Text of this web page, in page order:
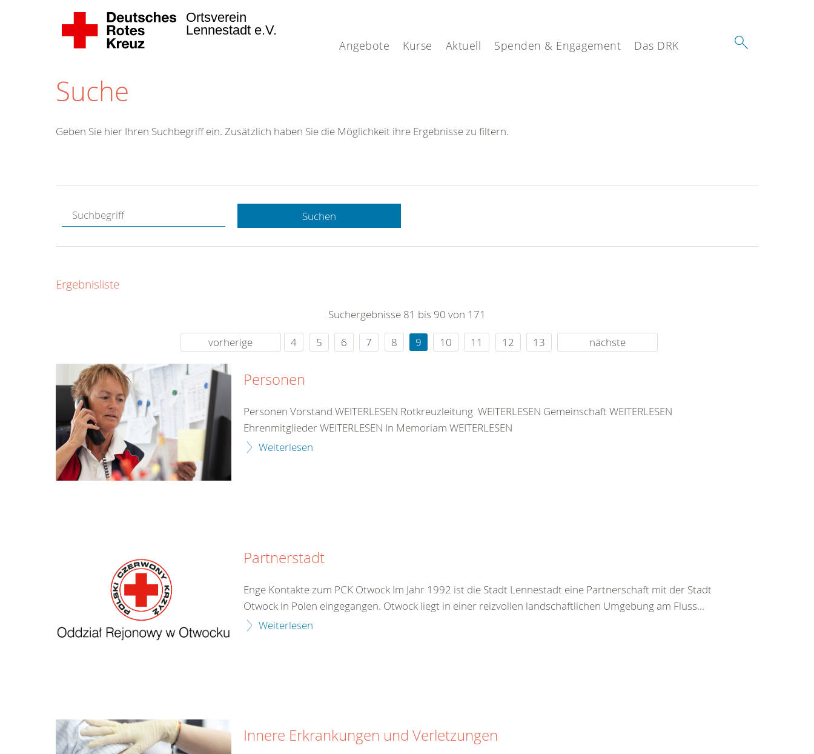
Angebote Kurse Aktuell Spenden & Engagement Das DRK
Ortsverein
Lennestadt e.V.
Suche
Hotline.
gerne.
rund um die Uhr
Geben Sie hier Ihren Suchbegriff ein. Zusätzlich haben Sie die Möglichkeit ihre Ergebnisse zu filtern.
Suchen
Ergebnisliste
Suchergebnisse 81 bis 90 von 171
vorherige
4 5 6 7 8 9 10 11 12 13 nächste
Personen
Personen Vorstand WEITERLESEN Rotkreuzleitung WEITERLESEN Gemeinschaft WEITERLESEN
Ehrenmitglieder WEITERLESEN In Memoriam WEITERLESEN
Weiterlesen
Partnerstadt
Enge Kontakte zum PCK Otwock Im Jahr 1992 ist die Stadt Lennestadt eine Partnerschaft mit der Stadt
Otwock in Polen eingegangen. Otwock liegt in einer reizvollen landschaftlichen Umgebung am Fluss...
Weiterlesen
Innere Erkrankungen und Verletzungen